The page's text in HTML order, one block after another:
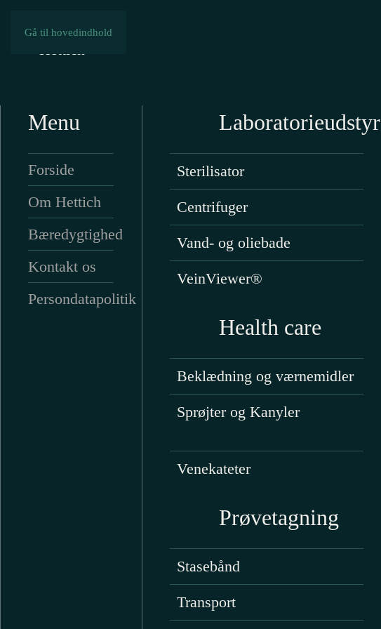
Gå til hovedindhold
Menu
Forside
Om Hettich
Bæredygtighed
Kontakt os
Persondatapolitik
Laboratorieudstyr
Sterilisator
Centrifuger
Vand- og oliebade
VeinViewer®
Health care
Beklædning og værnemidler
Sprøjter og Kanyler
Venekateter
Prøvetagning
Stasebånd
Transport
telefonisk på